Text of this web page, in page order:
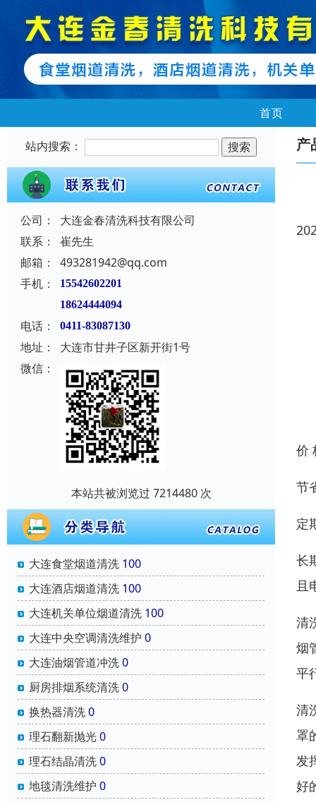
首页
站内搜索：
公司：
大连金春清洗科技有限公司
联系：
崔先生
邮箱：
493281942@qq.com
手机：
15542602201
18624444094
电话： 0411-83087130
地址：
大连市甘井子区新开街1号
微信：
本站共被浏览过 7214480 次
大连食堂烟道清洗 100
大连酒店烟道清洗 100
大连机关单位烟道清洗 100
大连中央空调清洗维护 0
大连油烟管道冲洗0
厨房排烟系统清洗0
换热器清洗0
理石翻新抛光0
理石结晶清洗0
地毯清洗维护 0
产
价
节
定
长
且
清
烟
平
清
罩
发
好